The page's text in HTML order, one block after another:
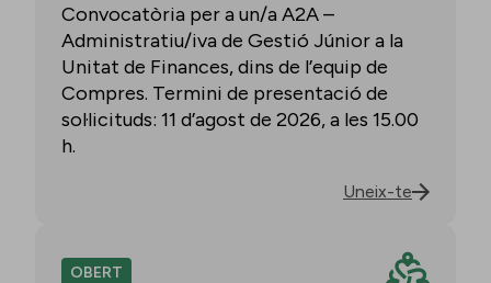
Convocatòria per a un/a A2A –
Administratiu/iva de Gestió Júnior a la
Unitat de Finances, dins de l’equip de
Compres. Termini de presentació de
sol·licituds: 11 d’agost de 2026, a les 15.00
h.
Uneix-te
OBERT